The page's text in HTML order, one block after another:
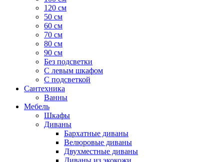
120 см
50 см
60 см
70 см
80 см
90 см
Без подсветки
С левым шкафом
С подсветкой
Сантехника
Ванны
Мебель
Шкафы
Диваны
Бархатные диваны
Велюровые диваны
Двухместные диваны
Диваны из экокожи